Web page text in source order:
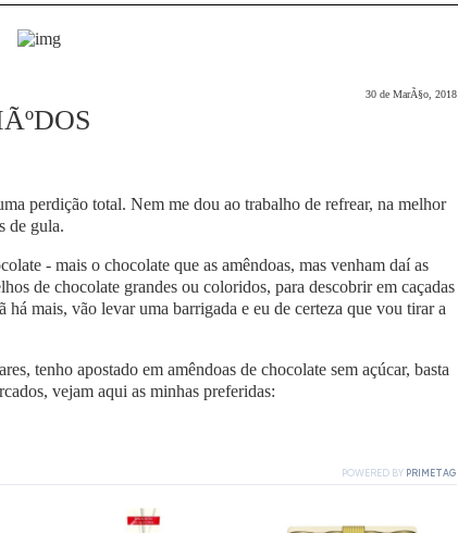
30 de MarÃ§o, 2018
perdição total. Nem me dou ao trabalho de refrear, na melhor
de gula.
- mais o chocolate que as amêndoas, mas venham daí as
de chocolate grandes ou coloridos, para descobrir em caçadas
há mais, vão levar uma barrigada e eu de certeza que vou tirar a
tenho apostado em amêndoas de chocolate sem açúcar, basta
vejam aqui as minhas preferidas: